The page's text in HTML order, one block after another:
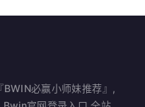
BWIN必赢小师妹推荐』,